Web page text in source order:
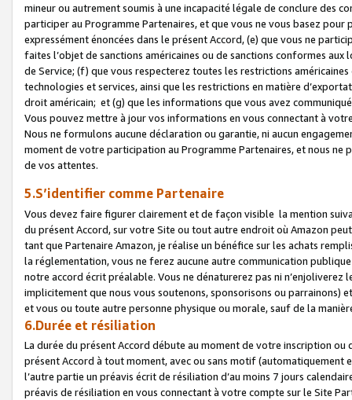
mineur ou autrement soumis à une incapacité légale de conclure des
participer au Programme Partenaires, et que vous ne vous basez
expressément énoncées dans le présent Accord, (e) que vous ne
faites l’objet de sanctions américaines ou de sanctions conformes
de Service; (f) que vous respecterez toutes les restrictions
technologies et services, ainsi que les restrictions en matière
droit américain; et (g) que les informations que vous avez
Vous pouvez mettre à jour vos informations en vous connectant à
Nous ne formulons aucune déclaration ou garantie, ni aucun
moment de votre participation au Programme Partenaires, et nous
de vos attentes.
5.S’identifier comme Partenaire
Vous devez faire figurer clairement et de façon visible la mention
du présent Accord, sur votre Site ou tout autre endroit où Amazon
tant que Partenaire Amazon, je réalise un bénéfice sur les achats
la réglementation, vous ne ferez aucune autre communication
notre accord écrit préalable. Vous ne dénaturerez pas ni
implicitement que nous vous soutenons, sponsorisons ou parrainons)
et vous ou toute autre personne physique ou morale, sauf de la
6.Durée et résiliation
La durée du présent Accord débute au moment de votre inscription
présent Accord à tout moment, avec ou sans motif (automatiquement
l’autre partie un préavis écrit de résiliation d’au moins 7 jours
préavis de résiliation en vous connectant à votre compte sur le Site